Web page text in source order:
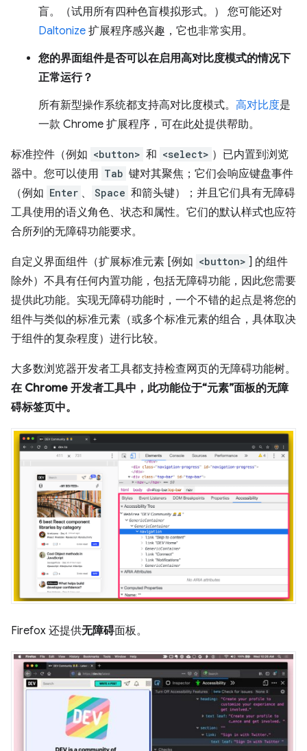
盲。（试用所有四种色盲模拟形式。） 您可能还对
Daltonize 扩展程序感兴趣，它也非常实用。
您的界面组件是否可以在启用高对比度模式的情况下
正常运行？
所有新型操作系统都支持高对比度模式。 高对比度是
一款 Chrome 扩展程序，可在此处提供帮助。
标准控件（例如 <button> 和 <select> ）已内置到浏览
器中。您可以使用 Tab 键对其聚焦；它们会响应键盘事件
（例如 Enter 、 Space 和箭头键）；并且它们具有无障碍
工具使用的语义角色、状态和属性。它们的默认样式也应符
合所列的无障碍功能要求。
自定义界面组件（扩展标准元素 [例如 <button> ] 的组件
除外）不具有任何内置功能，包括无障碍功能，因此您需要
提供此功能。实现无障碍功能时，一个不错的起点是将您的
组件与类似的标准元素（或多个标准元素的组合，具体取决
于组件的复杂程度）进行比较。
大多数浏览器开发者工具都支持检查网页的无障碍功能树。
在 Chrome 开发者工具中，此功能位于“元素”面板的无障
碍标签页中。
Firefox 还提供无障碍面板。